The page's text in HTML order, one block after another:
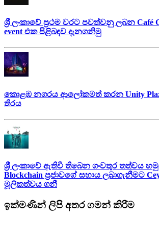
ශ්‍රී ලංකාවේ ප්‍රථම වරට පවත්වනු ලබන Café
event එක පිළිබඳව දැනගනිමු
කොළඹ නගරය ආලෝකමත් කරන Unity
තිරය
ශ්‍රී ලංකාවේ ඇතිවී තිබෙන ගංවතුර තත්වය
Blockchain ප්‍රජාවගේ සහාය ලබාගැනීමට
මූලිකත්වය ග​නී
ඉක්මණින් ලිපි අතර ගමන් කිරීම